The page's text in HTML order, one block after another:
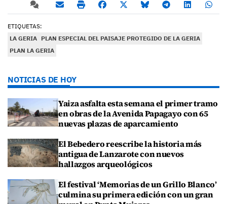
ETIQUETAS:
LA GERIA PLAN ESPECIAL DEL PAISAJE PROTEGIDO DE LA GERIA
PLAN LA GERIA
NOTICIAS DE HOY
Yaiza asfalta esta semana el primer tramo
en obras de la Avenida Papagayo con 65
nuevas plazas de aparcamiento
El Bebedero reescribe la historia más
antigua de Lanzarote con nuevos
hallazgos arqueológicos
El festival ‘Memorias de un Grillo Blanco’
culmina su primera edición con un gran